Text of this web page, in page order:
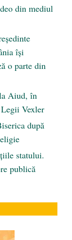
din mediul
își
o parte din
Aiud, în
Vexler
după
statului.
publică